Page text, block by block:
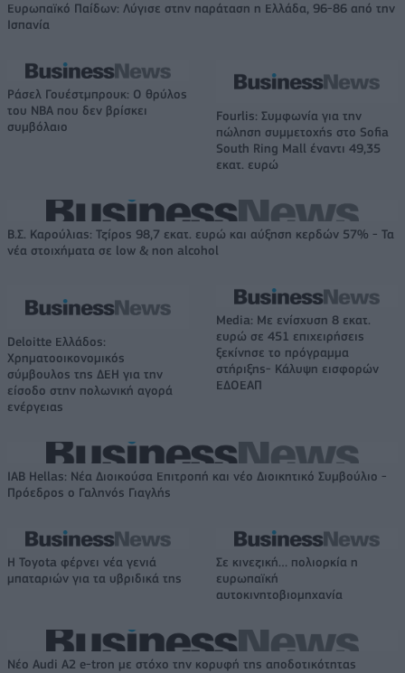
Ευρωπαϊκό Παίδων: Λύγισε στην παράταση η Ελλάδα, 96-86 από την
Ισπανία
Ράσελ Γουέστμπρουκ: Ο θρύλος
του NBA που δεν βρίσκει
συμβόλαιο
Fourlis: Συμφωνία για την
πώληση συμμετοχής στο Sofia
South Ring Mall έναντι 49,35
εκατ. ευρώ
Β.Σ. Καρούλιας: Τζίρος 98,7 εκατ. ευρώ και αύξηση κερδών 57% - Τα
νέα στοιχήματα σε low & non alcohol
Deloitte Ελλάδος:
Χρηματοοικονομικός
σύμβουλος της ΔΕΗ για την
είσοδο στην πολωνική αγορά
ενέργειας
Media: Με ενίσχυση 8 εκατ.
ευρώ σε 451 επιχειρήσεις
ξεκίνησε το πρόγραμμα
στήριξης- Κάλυψη εισφορών
ΕΔΟΕΑΠ
IAB Hellas: Νέα Διοικούσα Επιτροπή και νέο Διοικητικό Συμβούλιο -
Πρόεδρος ο Γαληνός Γιαγλής
Η Toyota φέρνει νέα γενιά
μπαταριών για τα υβριδικά της
Σε κινεζική… πολιορκία η
ευρωπαϊκή
αυτοκινητοβιομηχανία
Νέο Audi A2 e-tron με στόχο την κορυφή της αποδοτικότητας